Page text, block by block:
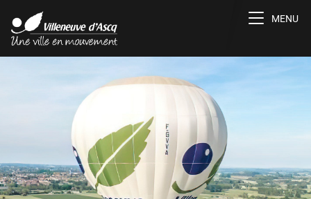
Toggle
MENU